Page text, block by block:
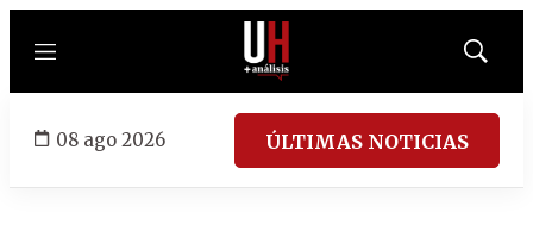
Menú
Mostrar
08 ago 2026 ÚLTIMAS NOTICIAS